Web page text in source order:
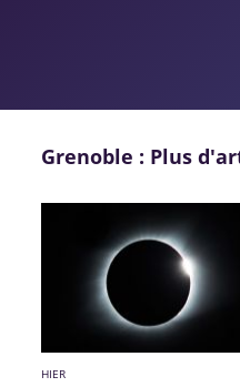
Grenoble : Plus
HIER